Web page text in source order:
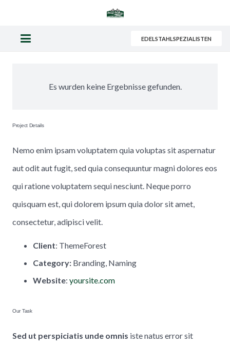
EDELSTAHLSPEZIALISTEN
Es wurden keine Ergebnisse gefunden.
Project Details
Nemo enim ipsam voluptatem quia voluptas sit aspernatur
aut odit aut fugit, sed quia consequuntur magni dolores eos
qui ratione voluptatem sequi nesciunt. Neque porro
quisquam est, qui dolorem ipsum quia dolor sit amet,
consectetur, adipisci velit.
Client: ThemeForest
Category: Branding, Naming
Website: yoursite.com
Our Task
Sed ut perspiciatis unde omnis iste natus error sit